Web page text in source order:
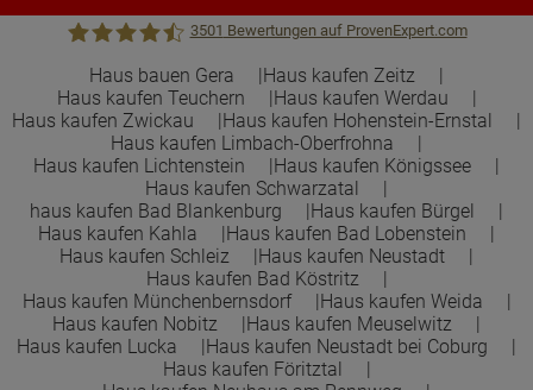
Town &Country Haus Lizenzgeber GmbH
3501 Bewertungen auf ProvenExpert.com
Haus bauen Gera
Haus kaufen Zeitz
Haus kaufen Teuchern
Haus kaufen Werdau
Haus kaufen Zwickau
Haus kaufen Hohenstein-Ernstal
Haus kaufen Limbach-Oberfrohna
Haus kaufen Lichtenstein
Haus kaufen Königssee
Haus kaufen Schwarzatal
haus kaufen Bad Blankenburg
Haus kaufen Bürgel
Haus kaufen Kahla
Haus kaufen Bad Lobenstein
Haus kaufen Schleiz
Haus kaufen Neustadt
Haus kaufen Bad Köstritz
Haus kaufen Münchenbernsdorf
Haus kaufen Weida
Haus kaufen Nobitz
Haus kaufen Meuselwitz
Haus kaufen Lucka
Haus kaufen Neustadt bei Coburg
Haus kaufen Föritztal